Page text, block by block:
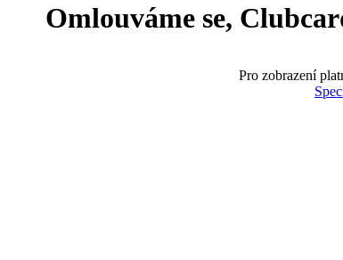
Omlouváme se,
Pro zobrazení